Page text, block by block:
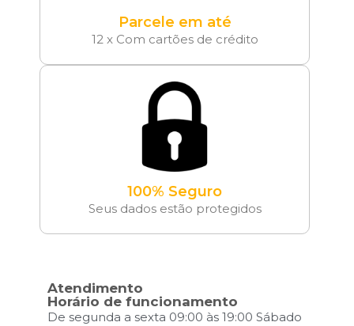
Parcele em até
12 x Com cartões de crédito
100% Seguro
Seus dados estão protegidos
Atendimento
Horário de funcionamento
De segunda a sexta 09:00 às 19:00 Sábado